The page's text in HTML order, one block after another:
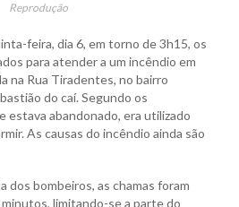
Reprodução
feira, dia 6, em torno de 3h15, os
para atender a um incêndio em
na Rua Tiradentes, no bairro
do caí. Segundo os
estava abandonado, era utilizado
As causas do incêndio ainda são
dos bombeiros, as chamas foram
limitando-se a parte do